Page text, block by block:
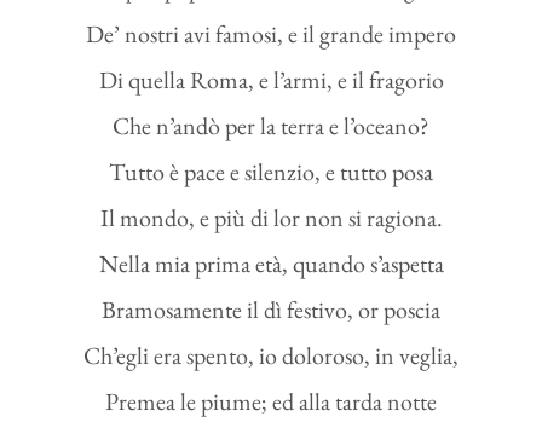
De’ nostri avi famosi, e il grande impero
Di quella Roma, e l’armi, e il fragorio
Che n’andò per la terra e l’oceano?
Tutto è pace e silenzio, e tutto posa
Il mondo, e più di lor non si ragiona.
Nella mia prima età, quando s’aspetta
Bramosamente il dì festivo, or poscia
Ch’egli era spento, io doloroso, in veglia,
Premea le piume; ed alla tarda notte